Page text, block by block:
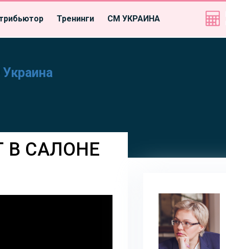
Тренинги СМ УКРАИНА
Украина
В САЛОНЕ